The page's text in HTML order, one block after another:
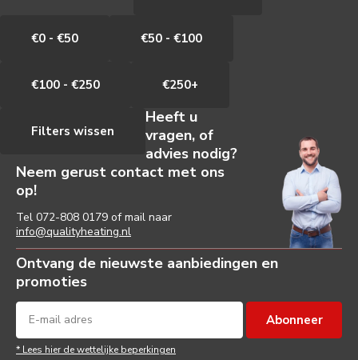
€0 - €50 €50 - €100
€100 - €250 €250+
Filters wissen
Heeft u
vragen, of
advies nodig?
Neem gerust contact met ons
op!
Tel 072-808 0179 of mail naar
info@qualityheating.nl
Ontvang de nieuwste aanbiedingen en
promoties
Abonneer
* Lees hier de wettelijke beperkingen